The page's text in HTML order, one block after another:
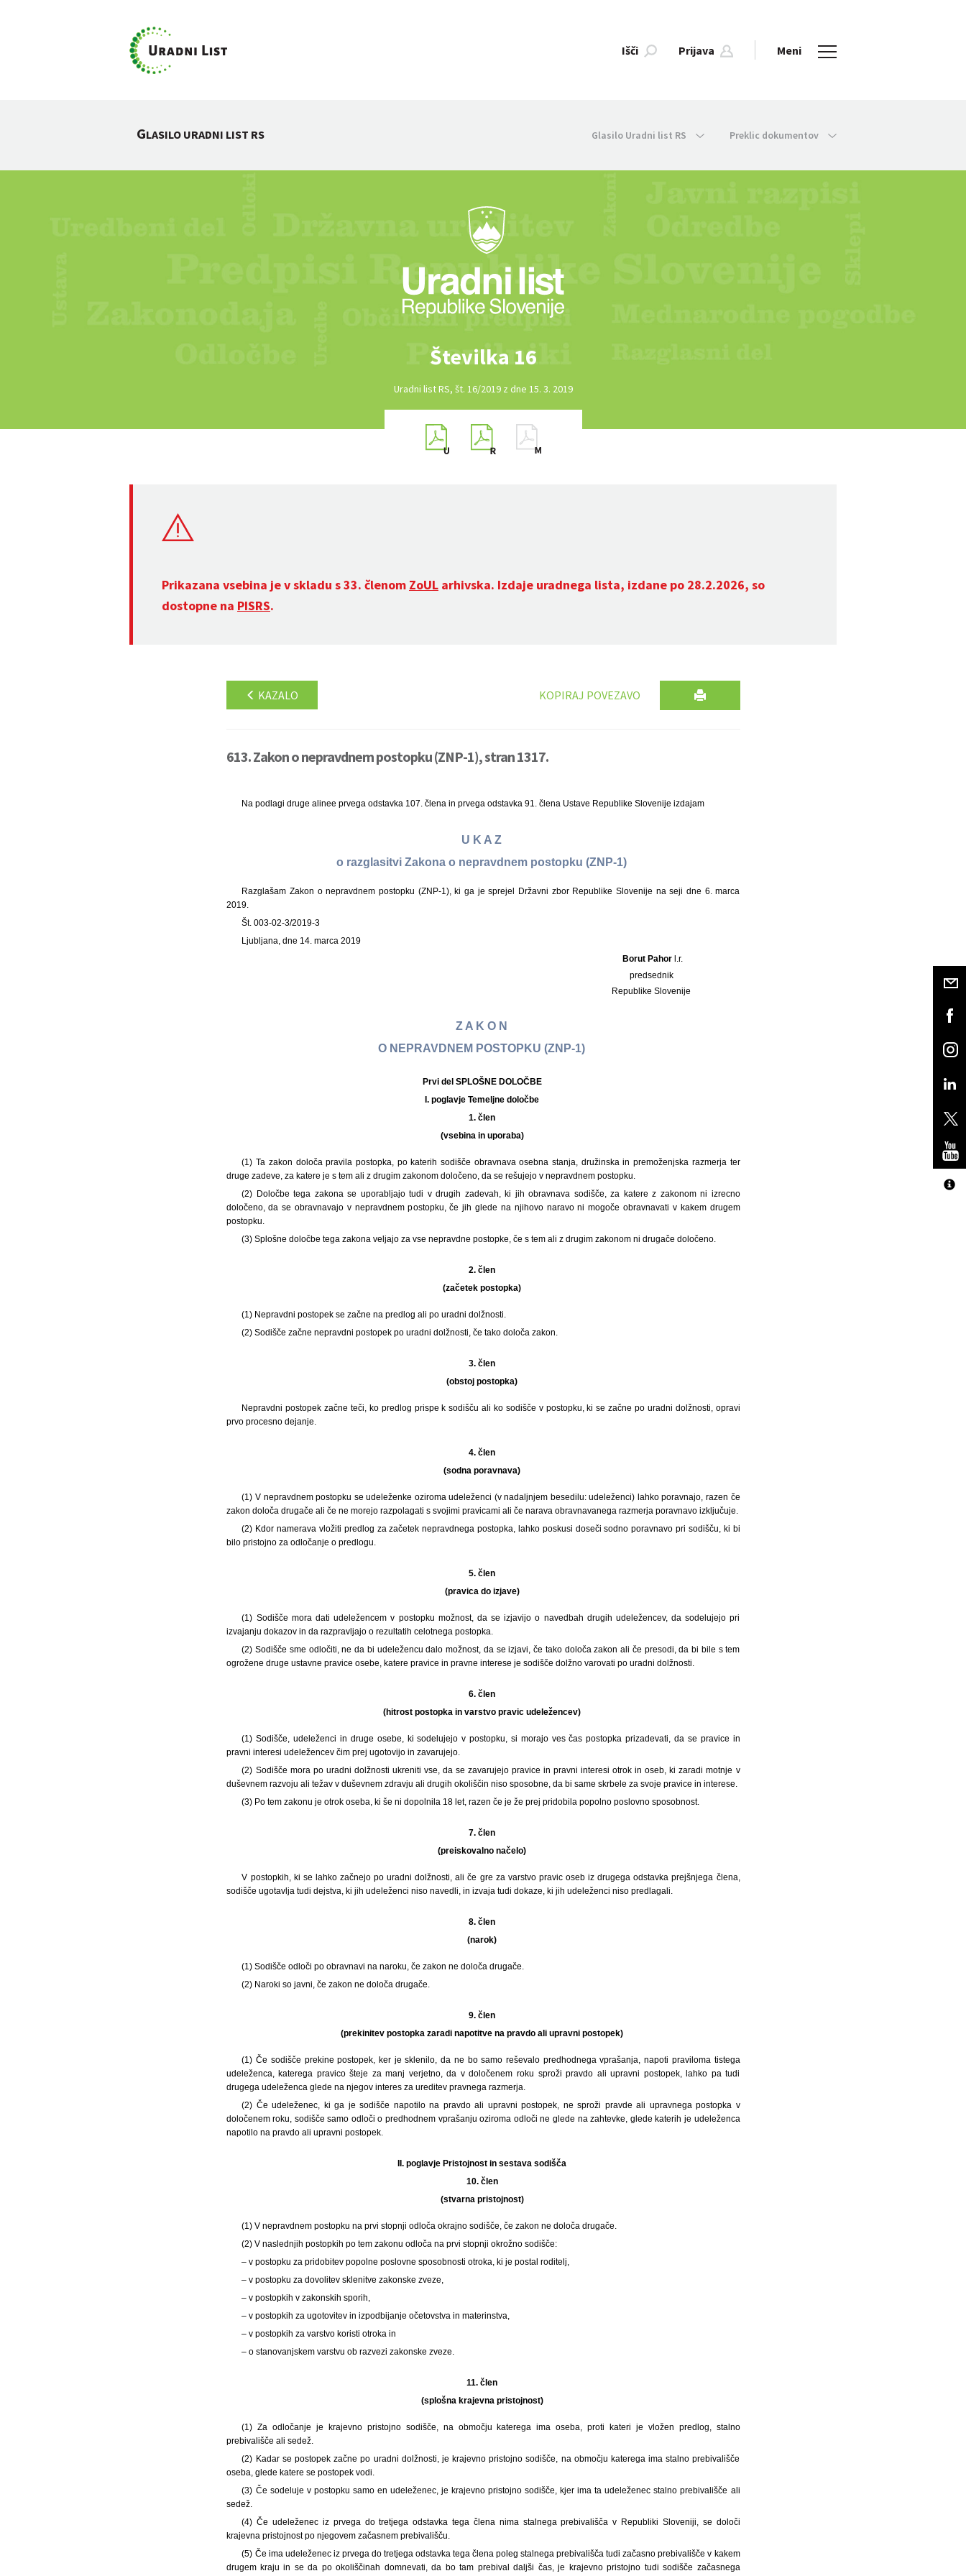
Išči Prijava Meni
GLASILO URADNI LIST RS Glasilo Uradni list RS Preklic dokumentov
Številka 16
Uradni list RS, št. 16/2019 z dne 15. 3. 2019
Prikazana vsebina je v skladu s 33. členom ZoUL arhivska. Izdaje uradnega lista, izdane po 28.2.2026, so
dostopne na PISRS.
KAZALO KOPIRAJ POVEZAVO
613. Zakon o nepravdnem postopku (ZNP-1), stran 1317.
Na podlagi druge alinee prvega odstavka 107. člena in prvega odstavka 91. člena Ustave Republike Slovenije izdajam
U K A Z
o razglasitvi Zakona o nepravdnem postopku (ZNP-1)
Razglašam Zakon o nepravdnem postopku (ZNP-1), ki ga je sprejel Državni zbor Republike Slovenije na seji dne 6. marca
2019.
Št. 003-02-3/2019-3
Ljubljana, dne 14. marca 2019
Borut Pahorl.r.
predsednik
Republike Slovenije
Z A K O N
O NEPRAVDNEM POSTOPKU (ZNP-1)
Prvi del SPLOŠNE DOLOČBE
I. poglavje Temeljne določbe
1. člen
(vsebina in uporaba)
(1) Ta zakon določa pravila postopka, po katerih sodišče obravnava osebna stanja, družinska in premoženjska razmerja ter
druge zadeve, za katere je s tem ali z drugim zakonom določeno, da se rešujejo v nepravdnem postopku.
(2) Določbe tega zakona se uporabljajo tudi v drugih zadevah, ki jih obravnava sodišče, za katere z zakonom ni izrecno
določeno, da se obravnavajo v nepravdnem postopku, če jih glede na njihovo naravo ni mogoče obravnavati v kakem drugem
postopku.
(3) Splošne določbe tega zakona veljajo za vse nepravdne postopke, če s tem ali z drugim zakonom ni drugače določeno.
2. člen
(začetek postopka)
(1) Nepravdni postopek se začne na predlog ali po uradni dolžnosti.
(2) Sodišče začne nepravdni postopek po uradni dolžnosti, če tako določa zakon.
3. člen
(obstoj postopka)
Nepravdni postopek začne teči, ko predlog prispe k sodišču ali ko sodišče v postopku, ki se začne po uradni dolžnosti, opravi
prvo procesno dejanje.
4. člen
(sodna poravnava)
(1) V nepravdnem postopku se udeleženke oziroma udeleženci (v nadaljnjem besedilu: udeleženci) lahko poravnajo, razen če
zakon določa drugače ali če ne morejo razpolagati s svojimi pravicami ali če narava obravnavanega razmerja poravnavo izključuje.
(2) Kdor namerava vložiti predlog za začetek nepravdnega postopka, lahko poskusi doseči sodno poravnavo pri sodišču, ki bi
bilo pristojno za odločanje o predlogu.
5. člen
(pravica do izjave)
(1) Sodišče mora dati udeležencem v postopku možnost, da se izjavijo o navedbah drugih udeležencev, da sodelujejo pri
izvajanju dokazov in da razpravljajo o rezultatih celotnega postopka.
(2) Sodišče sme odločiti, ne da bi udeležencu dalo možnost, da se izjavi, če tako določa zakon ali če presodi, da bi bile s tem
ogrožene druge ustavne pravice osebe, katere pravice in pravne interese je sodišče dolžno varovati po uradni dolžnosti.
6. člen
(hitrost postopka in varstvo pravic udeležencev)
(1) Sodišče, udeleženci in druge osebe, ki sodelujejo v postopku, si morajo ves čas postopka prizadevati, da se pravice in
pravni interesi udeležencev čim prej ugotovijo in zavarujejo.
(2) Sodišče mora po uradni dolžnosti ukreniti vse, da se zavarujejo pravice in pravni interesi otrok in oseb, ki zaradi motnje v
duševnem razvoju ali težav v duševnem zdravju ali drugih okoliščin niso sposobne, da bi same skrbele za svoje pravice in interese.
(3) Po tem zakonu je otrok oseba, ki še ni dopolnila 18 let, razen če je že prej pridobila popolno poslovno sposobnost.
7. člen
(preiskovalno načelo)
V postopkih, ki se lahko začnejo po uradni dolžnosti, ali če gre za varstvo pravic oseb iz drugega odstavka prejšnjega člena,
sodišče ugotavlja tudi dejstva, ki jih udeleženci niso navedli, in izvaja tudi dokaze, ki jih udeleženci niso predlagali.
8. člen
(narok)
(1) Sodišče odloči po obravnavi na naroku, če zakon ne določa drugače.
(2) Naroki so javni, če zakon ne določa drugače.
9. člen
(prekinitev postopka zaradi napotitve na pravdo ali upravni postopek)
(1) Če sodišče prekine postopek, ker je sklenilo, da ne bo samo reševalo predhodnega vprašanja, napoti praviloma tistega
udeleženca, katerega pravico šteje za manj verjetno, da v določenem roku sproži pravdo ali upravni postopek, lahko pa tudi
drugega udeleženca glede na njegov interes za ureditev pravnega razmerja.
(2) Če udeleženec, ki ga je sodišče napotilo na pravdo ali upravni postopek, ne sproži pravde ali upravnega postopka v
določenem roku, sodišče samo odloči o predhodnem vprašanju oziroma odloči ne glede na zahtevke, glede katerih je udeleženca
napotilo na pravdo ali upravni postopek.
II. poglavje Pristojnost in sestava sodišča
10. člen
(stvarna pristojnost)
(1) V nepravdnem postopku na prvi stopnji odloča okrajno sodišče, če zakon ne določa drugače.
(2) V naslednjih postopkih po tem zakonu odloča na prvi stopnji okrožno sodišče:
– v postopku za pridobitev popolne poslovne sposobnosti otroka, ki je postal roditelj,
– v postopku za dovolitev sklenitve zakonske zveze,
– v postopkih v zakonskih sporih,
– v postopkih za ugotovitev in izpodbijanje očetovstva in materinstva,
– v postopkih za varstvo koristi otroka in
– o stanovanjskem varstvu ob razvezi zakonske zveze.
11. člen
(splošna krajevna pristojnost)
(1) Za odločanje je krajevno pristojno sodišče, na območju katerega ima oseba, proti kateri je vložen predlog, stalno
prebivališče ali sedež.
(2) Kadar se postopek začne po uradni dolžnosti, je krajevno pristojno sodišče, na območju katerega ima stalno prebivališče
oseba, glede katere se postopek vodi.
(3) Če sodeluje v postopku samo en udeleženec, je krajevno pristojno sodišče, kjer ima ta udeleženec stalno prebivališče ali
sedež.
(4) Če udeleženec iz prvega do tretjega odstavka tega člena nima stalnega prebivališča v Republiki Sloveniji, se določi
krajevna pristojnost po njegovem začasnem prebivališču.
(5) Če ima udeleženec iz prvega do tretjega odstavka tega člena poleg stalnega prebivališča tudi začasno prebivališče v kakem
drugem kraju in se da po okoliščinah domnevati, da bo tam prebival daljši čas, je krajevno pristojno tudi sodišče začasnega